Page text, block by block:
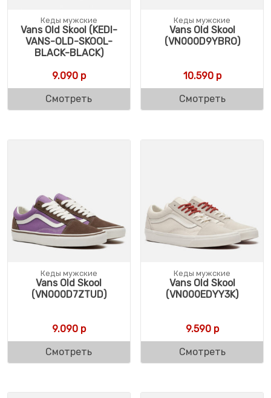
Кеды мужские
Vans Old Skool (KEDI-
VANS-OLD-SKOOL-
BLACK-BLACK)
9.090р
Смотреть
Кеды мужские
Vans Old Skool
(VN000D9YBRO)
10.590р
Смотреть
Кеды мужские
Vans Old Skool
(VN000D7ZTUD)
9.090р
Смотреть
Кеды мужские
Vans Old Skool
(VN000EDYY3K)
9.590р
Смотреть